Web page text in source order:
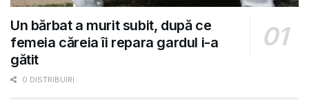
Un bărbat a murit subit, după ce
femeia căreia îi repara gardul i-a
gătit
0 DISTRIBUIRI